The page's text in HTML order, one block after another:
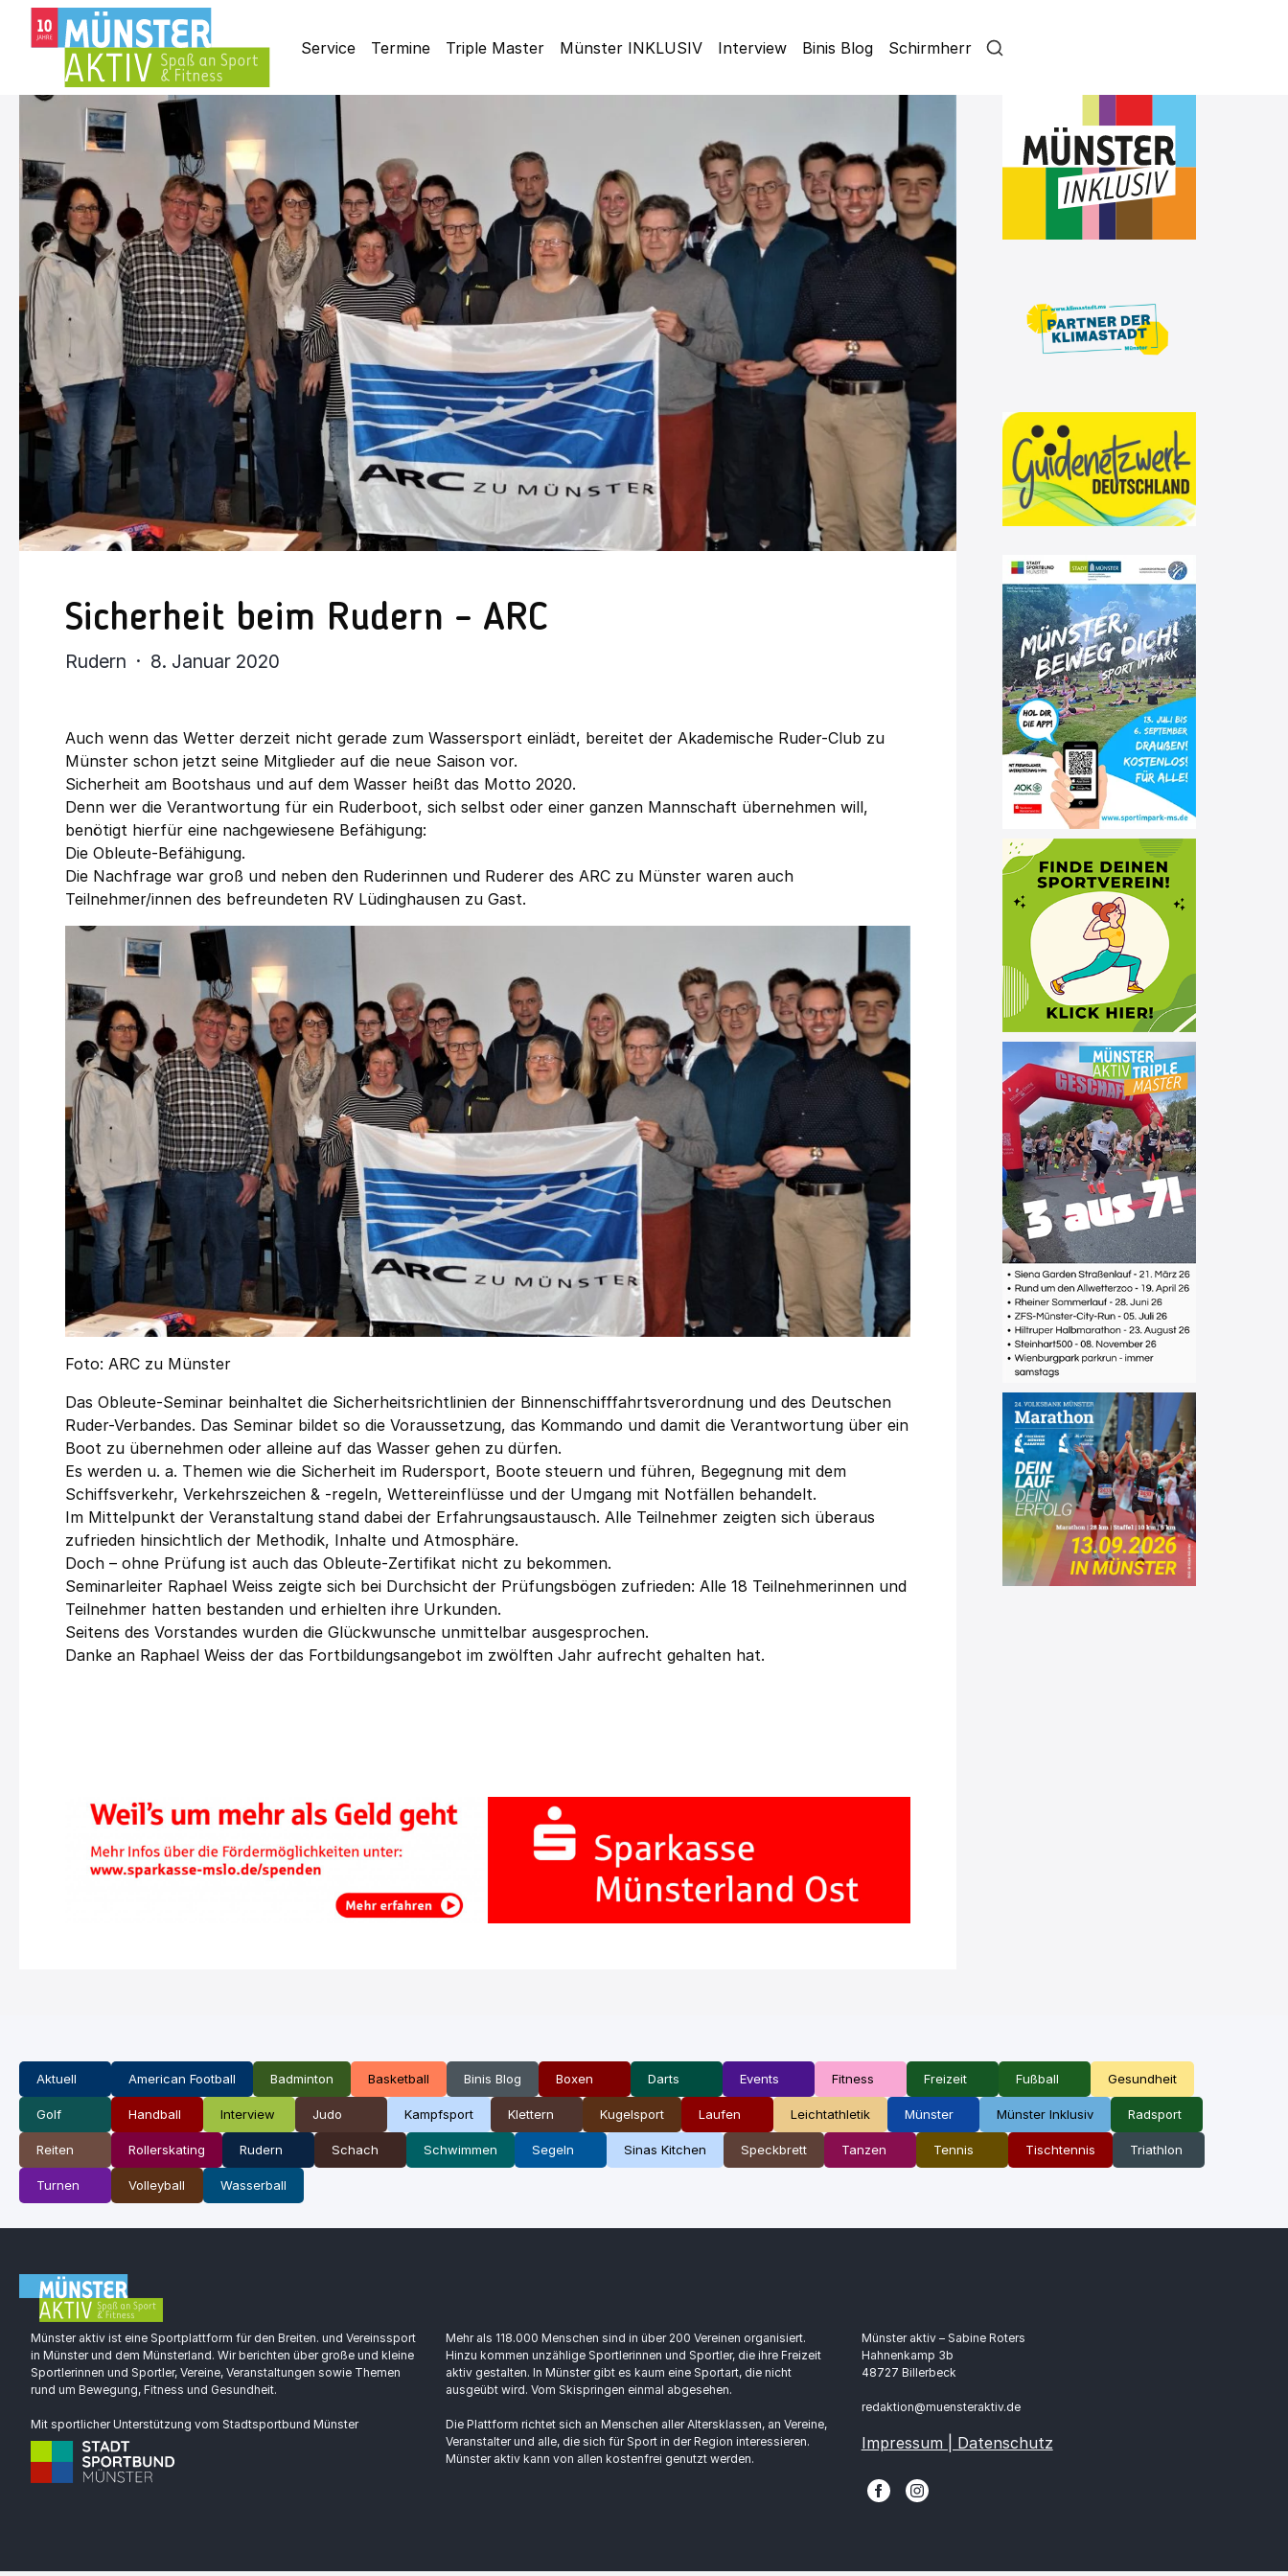
Service Termine Triple Master Münster INKLUSIV Interview Binis Blog Schirmherr
Sicherheit beim Rudern – ARC
Rudern · 8. Januar 2020
Auch wenn das Wetter derzeit nicht gerade zum Wassersport einlädt, bereitet der Akademische Ruder-Club zu
Münster schon jetzt seine Mitglieder auf die neue Saison vor.
Sicherheit am Bootshaus und auf dem Wasser heißt das Motto 2020.
Denn wer die Verantwortung für ein Ruderboot, sich selbst oder einer ganzen Mannschaft übernehmen will,
benötigt hierfür eine nachgewiesene Befähigung:
Die Obleute-Befähigung.
Die Nachfrage war groß und neben den Ruderinnen und Ruderer des ARC zu Münster waren auch
Teilnehmer/innen des befreundeten RV Lüdinghausen zu Gast.
Foto: ARC zu Münster
Das Obleute-Seminar beinhaltet die Sicherheitsrichtlinien der Binnenschifffahrtsverordnung und des Deutschen
Ruder-Verbandes. Das Seminar bildet so die Voraussetzung, das Kommando und damit die Verantwortung über ein
Boot zu übernehmen oder alleine auf das Wasser gehen zu dürfen.
Es werden u. a. Themen wie die Sicherheit im Rudersport, Boote steuern und führen, Begegnung mit dem
Schiffsverkehr, Verkehrszeichen & -regeln, Wettereinflüsse und der Umgang mit Notfällen behandelt.
Im Mittelpunkt der Veranstaltung stand dabei der Erfahrungsaustausch. Alle Teilnehmer zeigten sich überaus
zufrieden hinsichtlich der Methodik, Inhalte und Atmosphäre.
Doch – ohne Prüfung ist auch das Obleute-Zertifikat nicht zu bekommen.
Seminarleiter Raphael Weiss zeigte sich bei Durchsicht der Prüfungsbögen zufrieden: Alle 18 Teilnehmerinnen und
Teilnehmer hatten bestanden und erhielten ihre Urkunden.
Seitens des Vorstandes wurden die Glückwunsche unmittelbar ausgesprochen.
Danke an Raphael Weiss der das Fortbildungsangebot im zwölften Jahr aufrecht gehalten hat.
Aktuell American Football Badminton Basketball Binis Blog Boxen Darts Events Fitness Freizeit Fußball Gesundheit
Golf Handball Interview Judo Kampfsport Klettern Kugelsport Laufen Leichtathletik Münster Münster Inklusiv Radsport
Reiten Rollerskating Rudern Schach Schwimmen Segeln Sinas Kitchen Speckbrett Tanzen Tennis Tischtennis Triathlon
Turnen Volleyball Wasserball
Münster aktiv ist eine Sportplattform für den Breiten. und Vereinssport
in Münster und dem Münsterland. Wir berichten über große und kleine
Sportlerinnen und Sportler, Vereine, Veranstaltungen sowie Themen
rund um Bewegung, Fitness und Gesundheit.
Mit sportlicher Unterstützung vom Stadtsportbund Münster
Mehr als 118.000 Menschen sind in über 200 Vereinen organisiert.
Hinzu kommen unzählige Sportlerinnen und Sportler, die ihre Freizeit
aktiv gestalten. In Münster gibt es kaum eine Sportart, die nicht
ausgeübt wird. Vom Skispringen einmal abgesehen.
Die Plattform richtet sich an Menschen aller Altersklassen, an Vereine,
Veranstalter und alle, die sich für Sport in der Region interessieren.
Münster aktiv kann von allen kostenfrei genutzt werden.
Münster aktiv – Sabine Roters
Hahnenkamp 3b
48727 Billerbeck
redaktion@muensteraktiv.de
Impressum | Datenschutz